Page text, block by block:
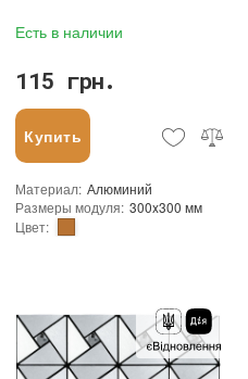
Есть в наличии
115 грн.
Купить
Материал: Алюминий
Размеры модуля: 300x300 мм
Цвет:
Основа: Самоклейка
Назначение:
В интерьере, Для бани, Для бассейна, Для ванной комнаты и туалета, Для гостинной, Для душевой, Для кухни, Для спальни, Для фартука
Вес модуля:
0.2 кг
Толщина чипа: 3 мм